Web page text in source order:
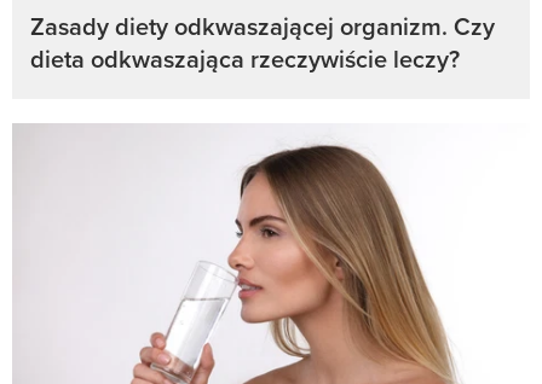
Zasady diety odkwaszającej organizm. Czy
dieta odkwaszająca rzeczywiście leczy?